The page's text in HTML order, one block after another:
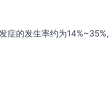
症的发生率约为14%~35%,